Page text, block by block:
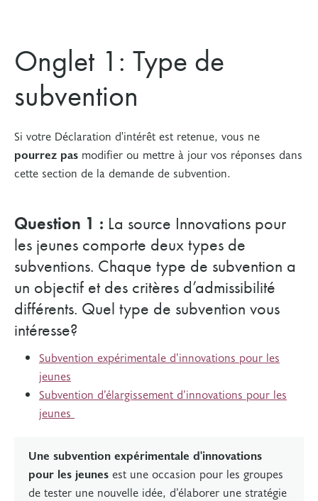
Onglet 1: Type de
subvention
Si votre Déclaration d'intérêt est retenue, vous ne
pourrez pas modifier ou mettre à jour vos réponses dans
cette section de la demande de subvention.
Question 1 : La source Innovations pour
les jeunes comporte deux types de
subventions. Chaque type de subvention a
un objectif et des critères d’admissibilité
différents. Quel type de subvention vous
intéresse?
Subvention expérimentale d’innovations pour les
jeunes
Subvention d’élargissement d’innovations pour les
jeunes
Une subvention expérimentale d'innovations
pour les jeunes est une occasion pour les groupes
de tester une nouvelle idée, d’élaborer une stratégie